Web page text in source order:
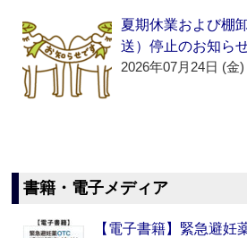
夏期休業および棚
送）停止のお知ら
2026年07月24日 (金)
書籍・電子メディア
【電子書籍】緊急避妊